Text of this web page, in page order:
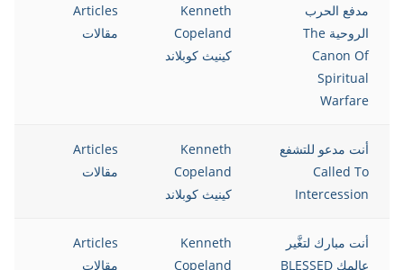
مدفع الحرب
الروحية The
Canon Of
Spiritual
Warfare
Kenneth
Copeland
كينيث كوبلاند
Articles
مقالات
أنت مدعو للتشفع
Called To
Intercession
Kenneth
Copeland
كينيث كوبلاند
Articles
مقالات
أنت مبارك لتغَّير
عالمك BLESSED
Kenneth
Copeland
Articles
مقالات